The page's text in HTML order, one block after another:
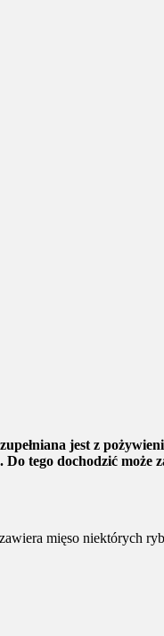
jest z
tego dochodzić może
mięso niektórych